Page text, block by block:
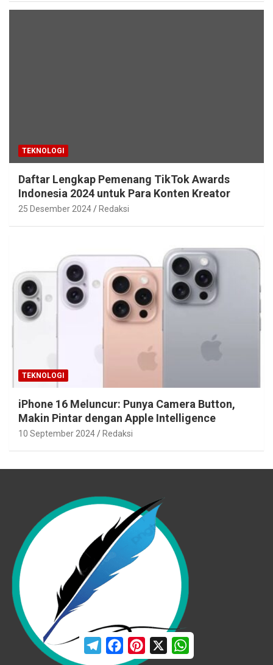
TEKNOLOGI
Daftar Lengkap Pemenang TikTok Awards
Indonesia 2024 untuk Para Konten Kreator
25 Desember 2024 Redaksi
TEKNOLOGI
iPhone 16 Meluncur: Punya Camera Button,
Makin Pintar dengan Apple Intelligence
10 September 2024 Redaksi
T
c
P
n
X
a